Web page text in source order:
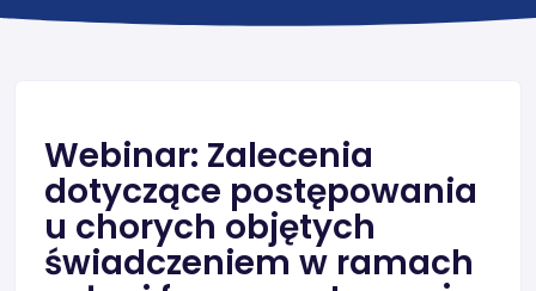
Webinar: Zalecenia
dotyczące postępowania
u chorych objętych
świadczeniem w ramach